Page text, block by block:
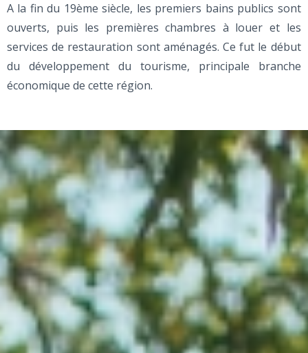
A la fin du 19ème siècle, les premiers bains publics sont
ouverts, puis les premières chambres à louer et les
services de restauration sont aménagés. Ce fut le début
du développement du tourisme, principale branche
économique de cette région.